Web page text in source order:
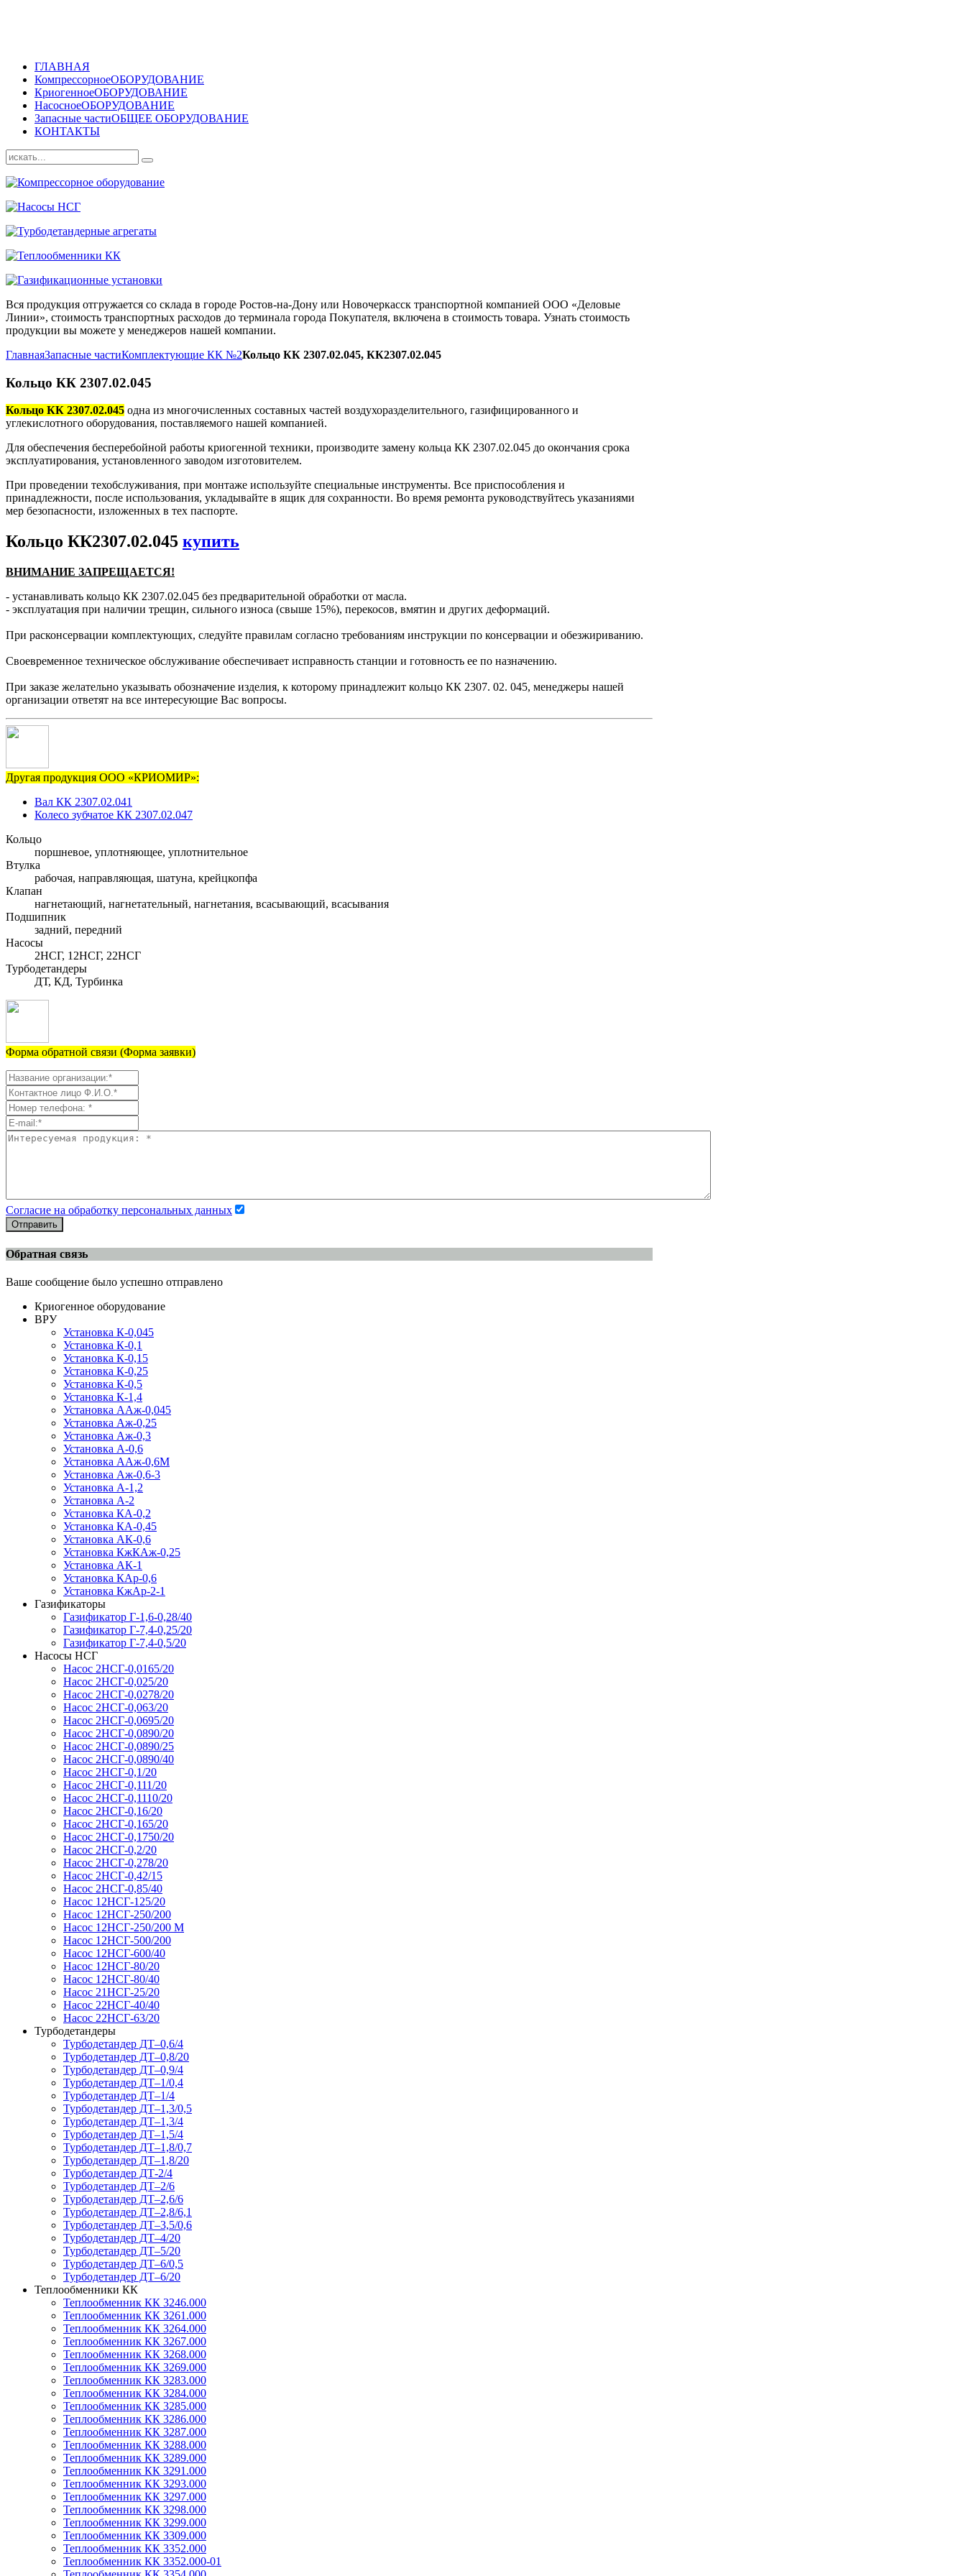
ГЛАВНАЯ
КомпрессорноеОБОРУДОВАНИЕ
КриогенноеОБОРУДОВАНИЕ
НасосноеОБОРУДОВАНИЕ
Запасные частиОБЩЕЕ ОБОРУДОВАНИЕ
КОНТАКТЫ
Вся продукция отгружается со склада в городе Ростов-на-Дону или Новочеркасск транспортной компанией ООО «Деловые
Линии», стоимость транспортных расходов до терминала города Покупателя, включена в стоимость товара. Узнать стоимость
продукции вы можете у менеджеров нашей компании.
ГлавнаяЗапасные частиКомплектующие КК №2Кольцо КК 2307.02.045, КК2307.02.045
Кольцо КК 2307.02.045
Кольцо КК 2307.02.045 одна из многочисленных составных частей воздухоразделительного, газифицированного и
углекислотного оборудования, поставляемого нашей компанией.
Для обеспечения бесперебойной работы криогенной техники, производите замену кольца КК 2307.02.045 до окончания срока
эксплуатирования, установленного заводом изготовителем.
При проведении техобслуживания, при монтаже используйте специальные инструменты. Все приспособления и
принадлежности, после использования, укладывайте в ящик для сохранности. Во время ремонта руководствуйтесь указаниями
мер безопасности, изложенных в тех паспорте.
Кольцо КК2307.02.045 купить
ВНИМАНИЕ ЗАПРЕЩАЕТСЯ!
- устанавливать кольцо КК 2307.02.045 без предварительной обработки от масла.
- эксплуатация при наличии трещин, сильного износа (свыше 15%), перекосов, вмятин и других деформаций.
При расконсервации комплектующих, следуйте правилам согласно требованиям инструкции по консервации и обезжириванию.
Своевременное техническое обслуживание обеспечивает исправность станции и готовность ее по назначению.
При заказе желательно указывать обозначение изделия, к которому принадлежит кольцо КК 2307. 02. 045, менеджеры нашей
организации ответят на все интересующие Вас вопросы.
Другая продукция ООО «КРИОМИР»:
Вал КК 2307.02.041
Колесо зубчатое КК 2307.02.047
Кольцо
поршневое, уплотняющее, уплотнительное
Втулка
рабочая, направляющая, шатуна, крейцкопфа
Клапан
нагнетающий, нагнетательный, нагнетания, всасывающий, всасывания
Подшипник
задний, передний
Насосы
2НСГ, 12НСГ, 22НСГ
Турбодетандеры
ДТ, КД, Турбинка
Форма обратной связи (Форма заявки)
Согласие на обработку персональных данных
Отправить
Обратная связь
Ваше сообщение было успешно отправлено
Криогенное оборудование
ВРУ
Установка К-0,045
Установка К-0,1
Установка К-0,15
Установка К-0,25
Установка К-0,5
Установка К-1,4
Установка ААж-0,045
Установка Аж-0,25
Установка Аж-0,3
Установка А-0,6
Установка ААж-0,6М
Установка Аж-0,6-3
Установка А-1,2
Установка А-2
Установка КА-0,2
Установка КА-0,45
Установка АК-0,6
Установка КжКАж-0,25
Установка АК-1
Установка КАр-0,6
Установка КжАр-2-1
Газификаторы
Газификатор Г-1,6-0,28/40
Газификатор Г-7,4-0,25/20
Газификатор Г-7,4-0,5/20
Насосы НСГ
Насос 2НСГ-0,0165/20
Насос 2НСГ-0,025/20
Насос 2НСГ-0,0278/20
Насос 2НСГ-0,063/20
Насос 2НСГ-0,0695/20
Насос 2НСГ-0,0890/20
Насос 2НСГ-0,0890/25
Насос 2НСГ-0,0890/40
Насос 2НСГ-0,1/20
Насос 2НСГ-0,111/20
Насос 2НСГ-0,1110/20
Насос 2НСГ-0,16/20
Насос 2НСГ-0,165/20
Насос 2НСГ-0,1750/20
Насос 2НСГ-0,2/20
Насос 2НСГ-0,278/20
Насос 2НСГ-0,42/15
Насос 2НСГ-0,85/40
Насос 12НСГ-125/20
Насос 12НСГ-250/200
Насос 12НСГ-250/200 М
Насос 12НСГ-500/200
Насос 12НСГ-600/40
Насос 12НСГ-80/20
Насос 12НСГ-80/40
Насос 21НСГ-25/20
Насос 22НСГ-40/40
Насос 22НСГ-63/20
Турбодетандеры
Турбодетандер ДТ–0,6/4
Турбодетандер ДТ–0,8/20
Турбодетандер ДТ–0,9/4
Турбодетандер ДТ–1/0,4
Турбодетандер ДТ–1/4
Турбодетандер ДТ–1,3/0,5
Турбодетандер ДТ–1,3/4
Турбодетандер ДТ–1,5/4
Турбодетандер ДТ–1,8/0,7
Турбодетандер ДТ–1,8/20
Турбодетандер ДТ-2/4
Турбодетандер ДТ–2/6
Турбодетандер ДТ–2,6/6
Турбодетандер ДТ–2,8/6,1
Турбодетандер ДТ–3,5/0,6
Турбодетандер ДТ–4/20
Турбодетандер ДТ–5/20
Турбодетандер ДТ–6/0,5
Турбодетандер ДТ–6/20
Теплообменники КК
Теплообменник КК 3246.000
Теплообменник КК 3261.000
Теплообменник КК 3264.000
Теплообменник КК 3267.000
Теплообменник КК 3268.000
Теплообменник КК 3269.000
Теплообменник КК 3283.000
Теплообменник КК 3284.000
Теплообменник КК 3285.000
Теплообменник КК 3286.000
Теплообменник КК 3287.000
Теплообменник КК 3288.000
Теплообменник КК 3289.000
Теплообменник КК 3291.000
Теплообменник КК 3293.000
Теплообменник КК 3297.000
Теплообменник КК 3298.000
Теплообменник КК 3299.000
Теплообменник КК 3309.000
Теплообменник КК 3352.000
Теплообменник КК 3352.000-01